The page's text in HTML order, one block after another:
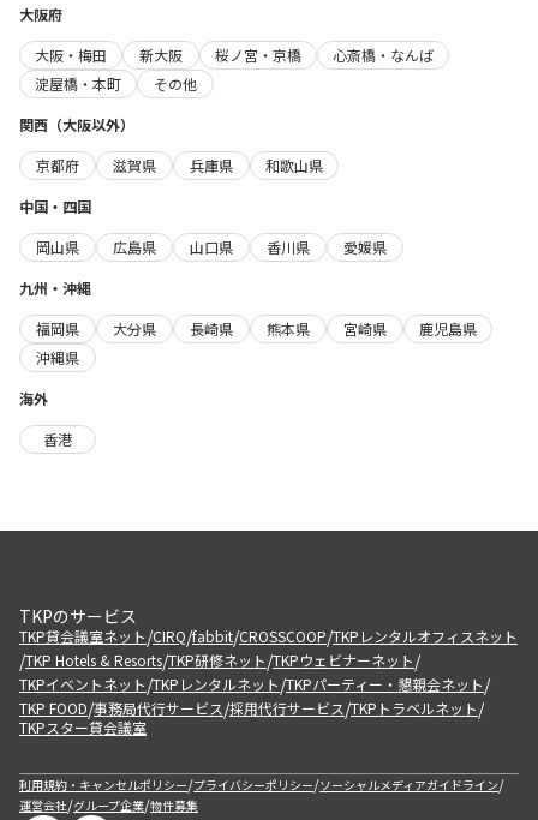
大阪府
大阪・梅田
新大阪 桜ノ宮・京橋
心斎橋・なんば
淀屋橋・本町
その他
関西（大阪以外）
京都府
滋賀県 兵庫県
和歌山県
中国・四国
岡山県
広島県 山口県 香川県
愛媛県
九州・沖縄
福岡県
大分県 長崎県 熊本県 宮崎県
鹿児島県
沖縄県
海外
香港
TKPのサービス
TKP貸会議室ネット/CIRQ/fabbit/CROSSCOOP/TKPレンタルオフィスネット
/TKP Hotels & Resorts/TKP研修ネット/TKPウェビナーネット/
TKPイベントネット/TKPレンタルネット/TKPパーティー・懇親会ネット/
TKP FOOD/事務局代行サービス/採用代行サービス/TKPトラベルネット/
TKPスター貸会議室
利用規約・キャンセルポリシー/プライバシーポリシー/ソーシャルメディアガイドライン/
運営会社/グループ企業/物件募集